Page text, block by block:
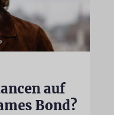
auf
Bond?